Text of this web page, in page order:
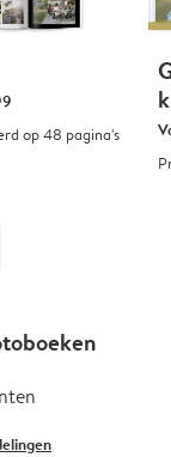
op 48 pagina's